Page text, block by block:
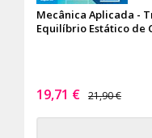
Mecânica Aplicada -
Equilíbrio Estático de
19,71 € 21,90 €